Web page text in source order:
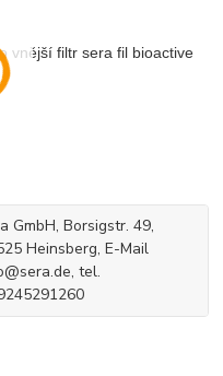
vnější filtr sera fil bioactive
GmbH, Borsigstr. 49,
Heinsberg, E-Mail
tel.